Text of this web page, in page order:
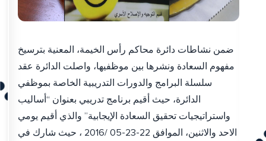
ضمن نشاطات دائرة محاكم رأس الخيمة، المعنية بترسيخ
مفهوم السعادة ونشرها بين موظفيها، واصلت الدائرة عقد
سلسلة البرامج والدورات التدريبية الخاصة بموظفي
الدائرة، حيث أقيم برنامج تدريبي بعنوان “أساليب
واستراتيجيات تحقيق السعادة الإيجابية” والذي أقيم يومي
الاحد والاثنين، الموافق 22-23-05 /2016 ، حيث شارك في